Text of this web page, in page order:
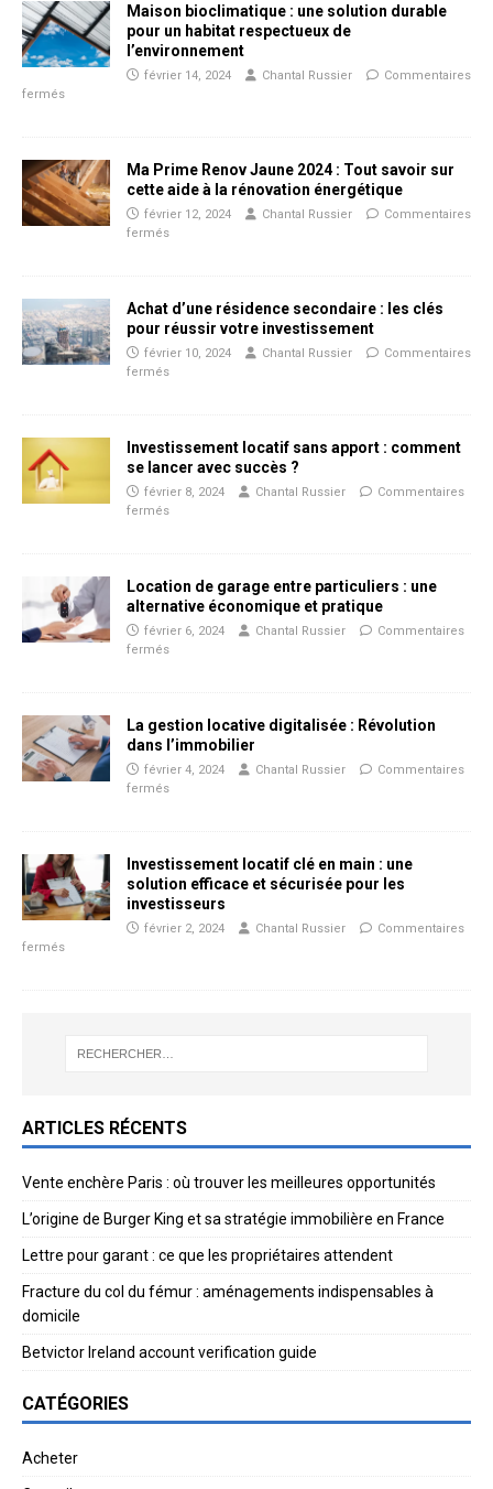
Maison bioclimatique : une solution durable
pour un habitat respectueux de
l’environnement
février 14, 2024 Chantal Russier
Commentaires
fermés
Ma Prime Renov Jaune 2024 : Tout savoir sur
cette aide à la rénovation énergétique
février 12, 2024 Chantal Russier
Commentaires
fermés
Achat d’une résidence secondaire : les clés
pour réussir votre investissement
février 10, 2024 Chantal Russier
Commentaires
fermés
Investissement locatif sans apport : comment
se lancer avec succès ?
février 8, 2024 Chantal Russier
Commentaires
fermés
Location de garage entre particuliers : une
alternative économique et pratique
février 6, 2024 Chantal Russier
Commentaires
fermés
La gestion locative digitalisée : Révolution
dans l’immobilier
février 4, 2024 Chantal Russier
Commentaires
fermés
Investissement locatif clé en main : une
solution efficace et sécurisée pour les
investisseurs
février 2, 2024 Chantal Russier
Commentaires
fermés
ARTICLES RÉCENTS
Vente enchère Paris : où trouver les meilleures opportunités
L’origine de Burger King et sa stratégie immobilière en France
Lettre pour garant : ce que les propriétaires attendent
Fracture du col du fémur : aménagements indispensables à
domicile
Betvictor Ireland account verification guide
CATÉGORIES
Acheter